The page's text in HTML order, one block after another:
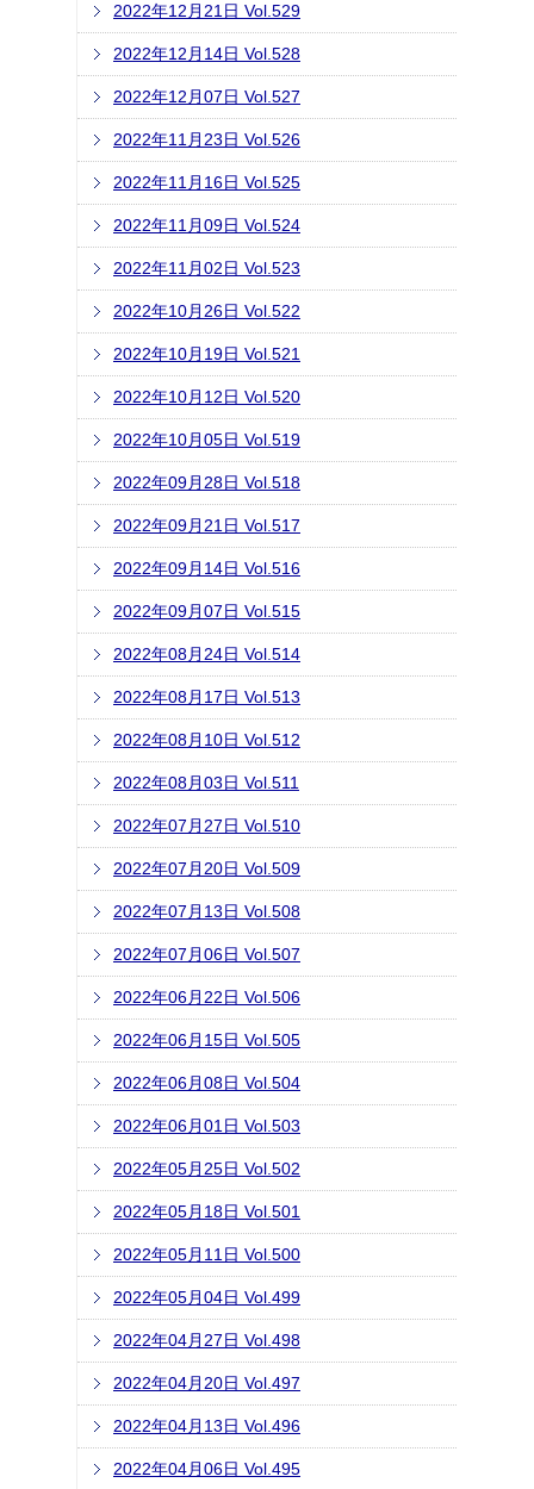
2022年12月21日 Vol.529
2022年12月14日 Vol.528
2022年12月07日 Vol.527
2022年11月23日 Vol.526
2022年11月16日 Vol.525
2022年11月09日 Vol.524
2022年11月02日 Vol.523
2022年10月26日 Vol.522
2022年10月19日 Vol.521
2022年10月12日 Vol.520
2022年10月05日 Vol.519
2022年09月28日 Vol.518
2022年09月21日 Vol.517
2022年09月14日 Vol.516
2022年09月07日 Vol.515
2022年08月24日 Vol.514
2022年08月17日 Vol.513
2022年08月10日 Vol.512
2022年08月03日 Vol.511
2022年07月27日 Vol.510
2022年07月20日 Vol.509
2022年07月13日 Vol.508
2022年07月06日 Vol.507
2022年06月22日 Vol.506
2022年06月15日 Vol.505
2022年06月08日 Vol.504
2022年06月01日 Vol.503
2022年05月25日 Vol.502
2022年05月18日 Vol.501
2022年05月11日 Vol.500
2022年05月04日 Vol.499
2022年04月27日 Vol.498
2022年04月20日 Vol.497
2022年04月13日 Vol.496
2022年04月06日 Vol.495